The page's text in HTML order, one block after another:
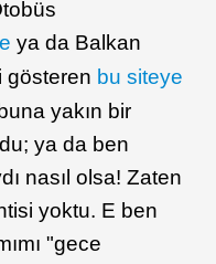
ya da Balkan
gösteren bu siteye
yakın bir
ya da ben
nasıl olsa! Zaten
yoktu. E ben
"gece